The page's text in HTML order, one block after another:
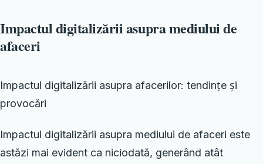
Impactul digitalizării asupra mediului de
afaceri
Impactul digitalizării asupra afacerilor: tendințe și
provocări
Impactul digitalizării asupra mediului de afaceri este
astăzi mai evident ca niciodată, generând atât